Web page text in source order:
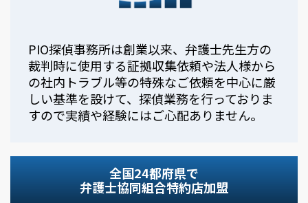
PIO探偵事務所は創業以来、弁護士先生方の
裁判時に使用する証拠収集依頼や法人様から
の社内トラブル等の特殊なご依頼を中心に厳
しい基準を設けて、探偵業務を行っておりま
すので実績や経験にはご心配ありません。
全国24都府県で
弁護士協同組合特約店加盟